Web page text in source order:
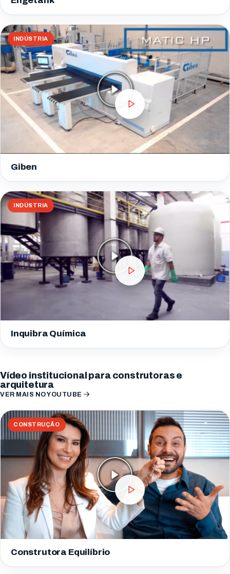
INDÚSTRIA
Giben
INDÚSTRIA
Inquibra Química
Vídeo institucional para construtoras e
arquitetura
VER MAIS NO YOUTUBE
CONSTRUÇÃO
Construtora Equilíbrio